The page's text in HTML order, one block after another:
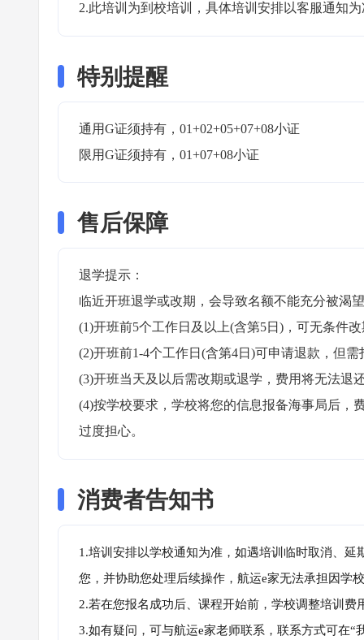
2.此培训为到校培训，具体培训安排以客服通知
特别提醒
通用G证须持有，01+02+05+07+08小证
限用G证须持有，01+07+08小证
售后保障
退学提示：
临近开班退学或改期，会导致名额不能充分被渴
(1)开班前5个工作日及以上(含第5日)，可无条件
(2)开班前1-4个工作日(含第4日)可申请退款，但
(3)开班当天及以后需改期或退学，费用将无法退
(4)按学校要求，学校将您的信息报备海事局后，
过度担心。
消费者告知书
1.培训安排以学校通知为准，如遇培训临时取消、
您，并协助您处理后续操作，航运e家无法承担因学
2.若在您报名成功后、课程开始前，学校调整培训
3.如有疑问，可与航运e家老师联系，联系方式可在